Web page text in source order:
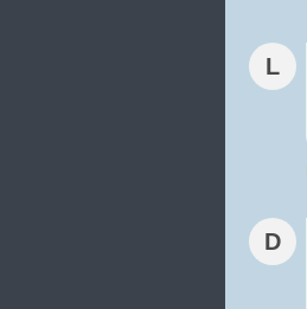
L
D